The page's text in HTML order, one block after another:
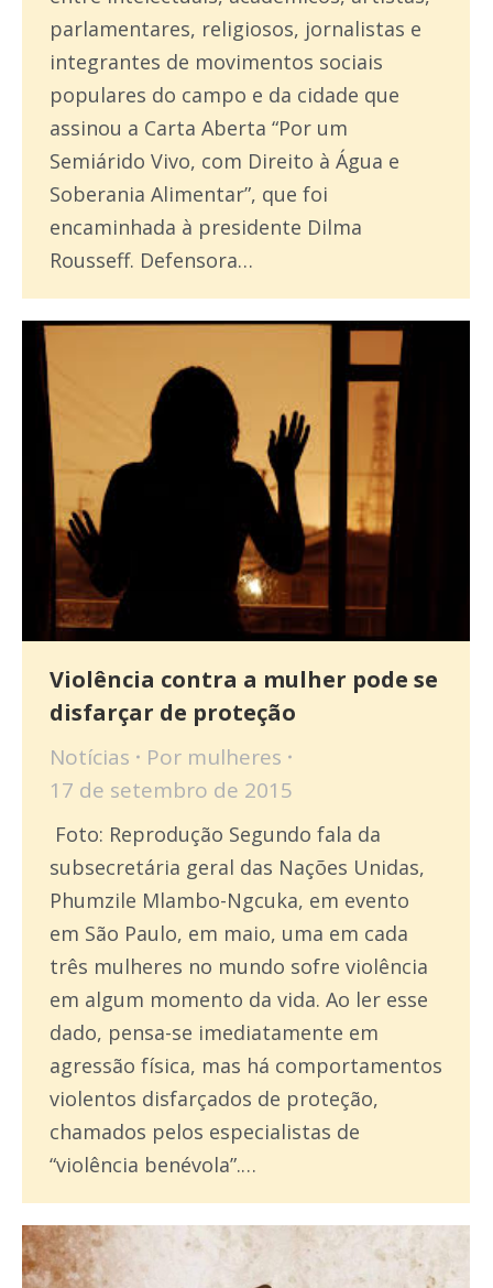
parlamentares, religiosos, jornalistas e
integrantes de movimentos sociais
populares do campo e da cidade que
assinou a Carta Aberta “Por um
Semiárido Vivo, com Direito à Água e
Soberania Alimentar”, que foi
encaminhada à presidente Dilma
Rousseff. Defensora…
Violência contra a mulher pode se
disfarçar de proteção
Notícias Por mulheres
17 de setembro de 2015
Foto: Reprodução Segundo fala da
subsecretária geral das Nações Unidas,
Phumzile Mlambo-Ngcuka, em evento
em São Paulo, em maio, uma em cada
três mulheres no mundo sofre violência
em algum momento da vida. Ao ler esse
dado, pensa-se imediatamente em
agressão física, mas há comportamentos
violentos disfarçados de proteção,
chamados pelos especialistas de
“violência benévola”.…